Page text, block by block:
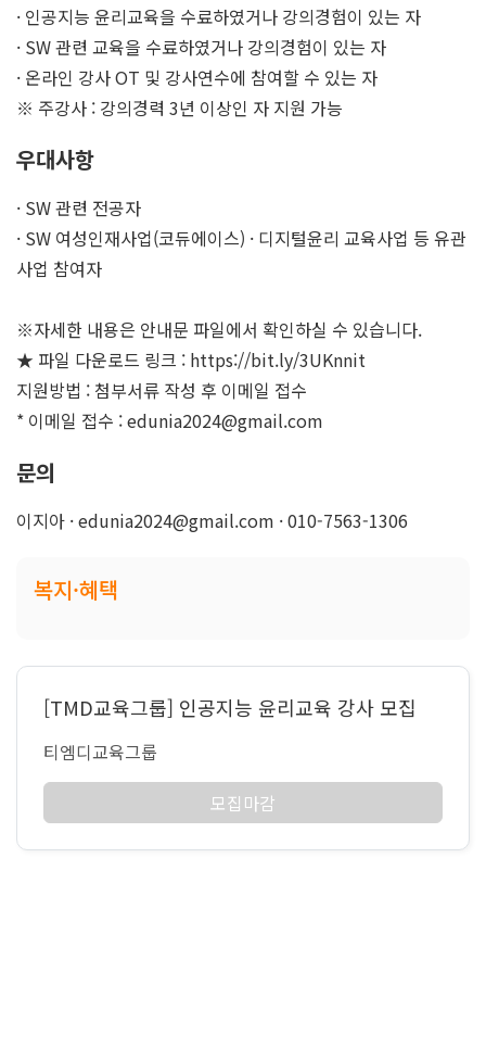
· 인공지능 윤리교육을 수료하였거나 강의경험이 있는 자
· SW 관련 교육을 수료하였거나 강의경험이 있는 자
· 온라인 강사 OT 및 강사연수에 참여할 수 있는 자
※ 주강사 : 강의경력 3년 이상인 자 지원 가능
우대사항
· SW 관련 전공자
· SW 여성인재사업(코듀에이스) · 디지털윤리 교육사업 등 유관
사업 참여자
※자세한 내용은 안내문 파일에서 확인하실 수 있습니다.
★ 파일 다운로드 링크 : https://bit.ly/3UKnnit
지원방법 : 첨부서류 작성 후 이메일 접수
* 이메일 접수 : edunia2024@gmail.com
문의
이지아 · edunia2024@gmail.com · 010-7563-1306
복지·혜택
[TMD교육그룹] 인공지능 윤리교육 강사 모집
티엠디교육그룹
모집마감